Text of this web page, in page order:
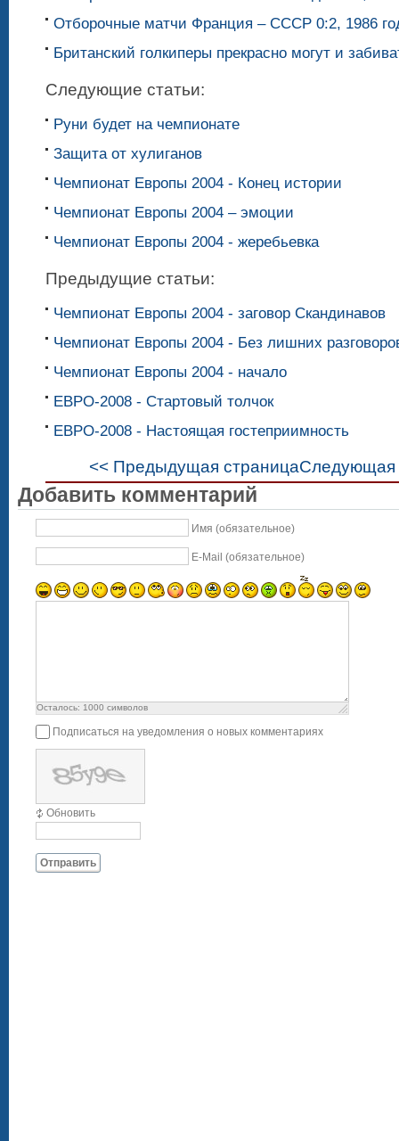
Отборочные матчи Франция – СССР 0:2, 1986
Британский голкиперы прекрасно могут и
Следующие статьи:
Руни будет на чемпионате
Защита от хулиганов
Чемпионат Европы 2004 - Конец истории
Чемпионат Европы 2004 – эмоции
Чемпионат Европы 2004 - жеребьевка
Предыдущие статьи:
Чемпионат Европы 2004 - заговор Скандинавов
Чемпионат Европы 2004 - Без лишних
Чемпионат Европы 2004 - начало
ЕВРО-2008 - Стартовый толчок
ЕВРО-2008 - Настоящая гостеприимность
<< Предыдущая страницаСледующая
Добавить комментарий
Имя (обязательное)
E-Mail (обязательное)
Осталось: 1000 символов
Подписаться на уведомления о новых комментариях
Обновить
Отправить